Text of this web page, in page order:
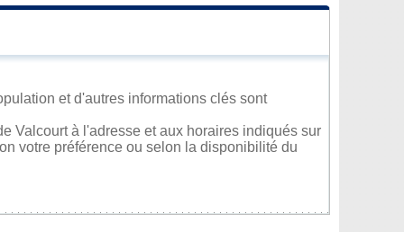
et d'autres informations clés sont
Valcourt à l'adresse et aux horaires indiqués sur
votre préférence ou selon la disponibilité du